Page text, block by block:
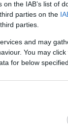
the IAB’s list of
parties on the
parties.
and may
You may
for below